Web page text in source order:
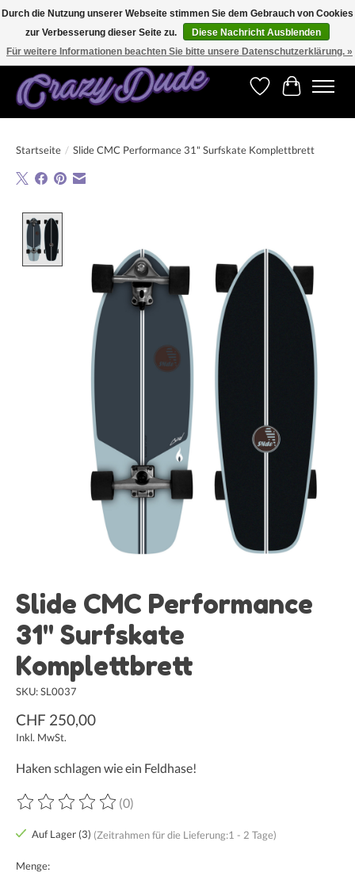
Versandkostenfrei bestellen ab CHF 200.00 in der Schweiz und ab EUR 250.00 in den
meisten Ländern weltweit.
Wunschzettel
Ihr
Startseite / Slide CMC Performance 31" Surfskate Komplettbrett
Slide CMC Performance
31" Surfskate
Komplettbrett
SKU: SL0037
CHF 250,00
Inkl. MwSt.
Haken schlagen wie ein Feldhase!
Die Bewertung dieses Produkts ist
(0)
Auf Lager (3) (Zeitrahmen für die Lieferung:1 - 2 Tage)
Menge:
Durch die Nutzung unserer Webseite stimmen Sie dem Gebrauch von Cookies
zur Verbesserung dieser Seite zu.
Diese Nachricht Ausblenden
Für weitere Informationen beachten Sie bitte unsere Datenschutzerklärung. »